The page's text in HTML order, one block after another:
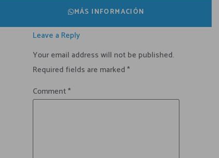
MÁS INFORMACIÓN
Leave a Reply
Your email address will not be published.
Required fields are marked*
Comment*